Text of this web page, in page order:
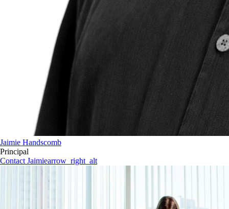
Jaimie Handscomb
Principal
Contact Jaimiearrow_right_alt